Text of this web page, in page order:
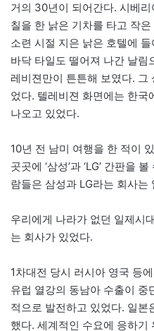
거의 30년이 되어간다. 시베
칠을 한 낡은 기차를 타고 작
소련 시절 지은 낡은 호텔에
바닥 타일도 떨어져 나간 날림
레비젼만이 튼튼해 보였다. 그
었다. 텔레비젼 화면에는 한국
나오고 있었다.
10년 전 남미 여행을 한 적이
곳곳에 ‘삼성’과 ‘LG’ 간판을
람들은 삼성과 LG라는 회사는
우리에게 나라가 없던 일제시
는 회사가 있었다.
1차대전 당시 러시아 영국 등
유럽 열강의 동남아 수출이
적으로 발전하고 있었다. 일본
했다. 세계적인 수요에 응하